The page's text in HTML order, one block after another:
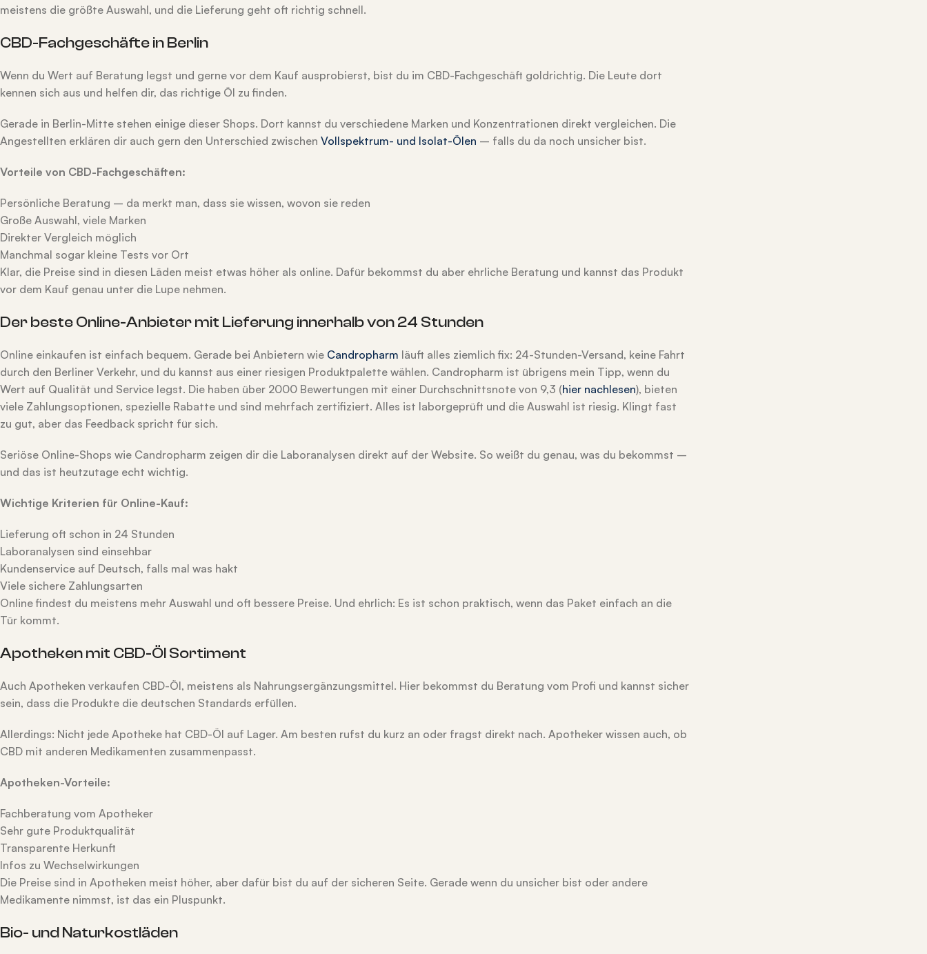
meistens die größte Auswahl, und die Lieferung geht oft richtig schnell.
CBD-Fachgeschäfte in Berlin
Wenn du Wert auf Beratung legst und gerne vor dem Kauf ausprobierst, bist du im CBD-Fachgeschäft goldrichtig. Die Leute dort
kennen sich aus und helfen dir, das richtige Öl zu finden.
Gerade in Berlin-Mitte stehen einige dieser Shops. Dort kannst du verschiedene Marken und Konzentrationen direkt vergleichen. Die
Angestellten erklären dir auch gern den Unterschied zwischen Vollspektrum- und Isolat-Ölen – falls du da noch unsicher bist.
Vorteile von CBD-Fachgeschäften:
Persönliche Beratung – da merkt man, dass sie wissen, wovon sie reden
Große Auswahl, viele Marken
Direkter Vergleich möglich
Manchmal sogar kleine Tests vor Ort
Klar, die Preise sind in diesen Läden meist etwas höher als online. Dafür bekommst du aber ehrliche Beratung und kannst das Produkt
vor dem Kauf genau unter die Lupe nehmen.
Der beste Online-Anbieter mit Lieferung innerhalb von 24 Stunden
Online einkaufen ist einfach bequem. Gerade bei Anbietern wie Candropharm läuft alles ziemlich fix: 24-Stunden-Versand, keine Fahrt
durch den Berliner Verkehr, und du kannst aus einer riesigen Produktpalette wählen. Candropharm ist übrigens mein Tipp, wenn du
Wert auf Qualität und Service legst. Die haben über 2000 Bewertungen mit einer Durchschnittsnote von 9,3 (hier nachlesen), bieten
viele Zahlungsoptionen, spezielle Rabatte und sind mehrfach zertifiziert. Alles ist laborgeprüft und die Auswahl ist riesig. Klingt fast
zu gut, aber das Feedback spricht für sich.
Seriöse Online-Shops wie Candropharm zeigen dir die Laboranalysen direkt auf der Website. So weißt du genau, was du bekommst –
und das ist heutzutage echt wichtig.
Wichtige Kriterien für Online-Kauf:
Lieferung oft schon in 24 Stunden
Laboranalysen sind einsehbar
Kundenservice auf Deutsch, falls mal was hakt
Viele sichere Zahlungsarten
Online findest du meistens mehr Auswahl und oft bessere Preise. Und ehrlich: Es ist schon praktisch, wenn das Paket einfach an die
Tür kommt.
Apotheken mit CBD-Öl Sortiment
Auch Apotheken verkaufen CBD-Öl, meistens als Nahrungsergänzungsmittel. Hier bekommst du Beratung vom Profi und kannst sicher
sein, dass die Produkte die deutschen Standards erfüllen.
Allerdings: Nicht jede Apotheke hat CBD-Öl auf Lager. Am besten rufst du kurz an oder fragst direkt nach. Apotheker wissen auch, ob
CBD mit anderen Medikamenten zusammenpasst.
Apotheken-Vorteile:
Fachberatung vom Apotheker
Sehr gute Produktqualität
Transparente Herkunft
Infos zu Wechselwirkungen
Die Preise sind in Apotheken meist höher, aber dafür bist du auf der sicheren Seite. Gerade wenn du unsicher bist oder andere
Medikamente nimmst, ist das ein Pluspunkt.
Bio- und Naturkostläden